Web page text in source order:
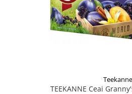
Teekanne
TEEKANNE Ceai